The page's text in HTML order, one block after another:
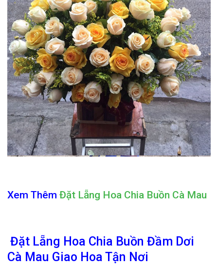
Xem Thêm Đặt Lẵng Hoa Chia Buồn Cà Mau
Đặt Lẵng Hoa Chia Buồn Đầm Dơi
Cà Mau Giao Hoa Tận Nơi